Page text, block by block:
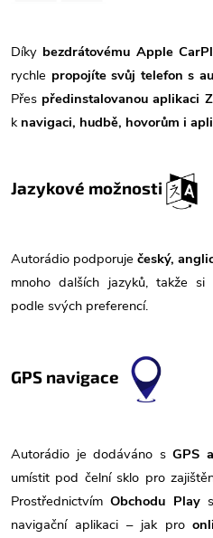
Díky bezdrátovému Apple
rychle propojíte svůj telefon s
Přes předinstalovanou aplikaci
k navigaci, hudbě, hovorům i
Jazykové možnosti
Autorádio podporuječeský,
mnoho dalších jazyků, takže si
podle svých preferencí.
GPS navigace
Autorádio je dodáváno s GPS
umístit pod čelní sklo pro
Prostřednictvím Obchodu Play
navigační aplikaci – jak pro